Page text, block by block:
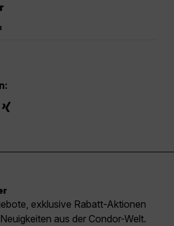
exklusive Rabatt-Aktionen
aus der Condor-Welt.